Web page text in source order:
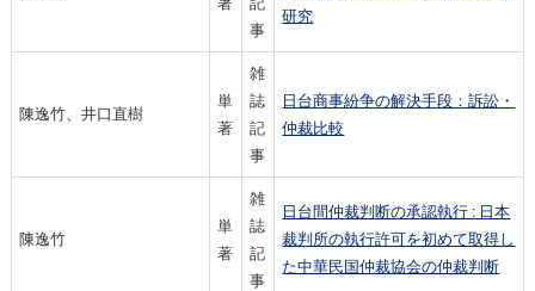
事
研究
陳逸竹、井口直樹
単
著
雑
誌
記
事
日台商事紛争の解決手段：訴訟・
仲裁比較
陳逸竹
単
著
雑
誌
記
事
日台間仲裁判断の承認執行 : 日本
裁判所の執行許可を初めて取得し
た中華民国仲裁協会の仲裁判断